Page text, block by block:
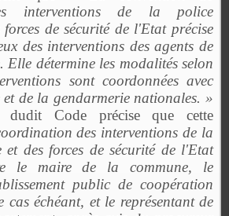
interventions de la police
de sécurité de l'Etat précise
des interventions des agents de
détermine les modalités selon
sont coordonnées avec
de la gendarmerie nationales. »
dudit Code précise que cette
des interventions de la
des forces de sécurité de l'Etat
le maire de la commune, le
public de coopération
cas échéant, et le représentant de